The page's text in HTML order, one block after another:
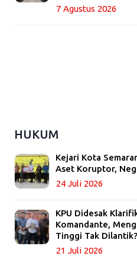
7 Agustus 2026
HUKUM
Kejari Kota
Aset Koruptor,
24 Juli 2026
KPU Didesak
Komandante,
Tinggi Tak Dilantik?
21 Juli 2026